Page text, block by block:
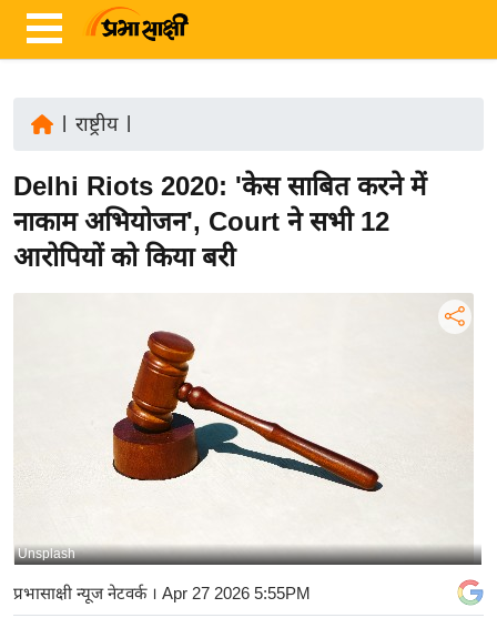
ज़ा
ख
ब
र
बि
ज़
ने
राष्ट्रीय|
Delhi Riots 2020: 'केस साबित करने में
नाकाम अभियोजन', Court ने सभी 12
आरोपियों को किया बरी
Unsplash
प्रभासाक्षी न्यूज नेटवर्क। Apr 27 2026 5:55PM